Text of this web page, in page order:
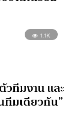
1.1K
วทีมงาน และ
ทีมเดียวกัน”